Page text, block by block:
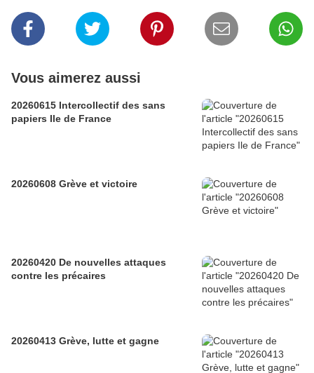
Vous aimerez aussi
20260615 Intercollectif des sans
papiers Ile de France
20260608 Grève et victoire
20260420 De nouvelles attaques
contre les précaires
20260413 Grève, lutte et gagne